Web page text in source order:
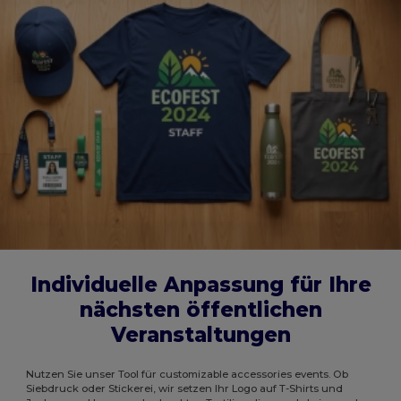
Individuelle Anpassung für Ihre
nächsten öffentlichen
Veranstaltungen
Nutzen Sie unser Tool für customizable accessories events. Ob
Siebdruck oder Stickerei, wir setzen Ihr Logo auf T-Shirts und